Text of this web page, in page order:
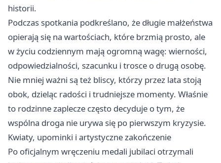
historii.
Podczas spotkania podkreślano, że długie małżeństwa
opierają się na wartościach, które brzmią prosto, ale
w życiu codziennym mają ogromną wagę: wierności,
odpowiedzialności, szacunku i trosce o drugą osobę.
Nie mniej ważni są też bliscy, którzy przez lata stoją
obok, dzieląc radości i trudniejsze momenty. Właśnie
to rodzinne zaplecze często decyduje o tym, że
wspólna droga nie urywa się po pierwszym kryzysie.
Kwiaty, upominki i artystyczne zakończenie
Po oficjalnym wręczeniu medali jubilaci otrzymali